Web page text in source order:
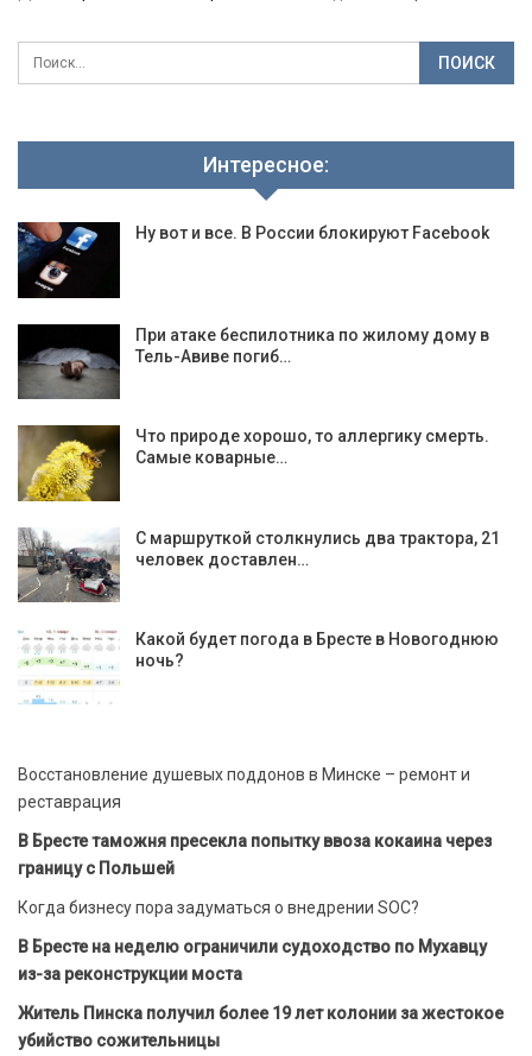
Интересное:
Ну вот и все. В России блокируют Facebook
При атаке беспилотника по жилому дому в
Тель-Авиве погиб…
Что природе хорошо, то аллергику смерть.
Самые коварные…
С маршруткой столкнулись два трактора, 21
человек доставлен…
Какой будет погода в Бресте в Новогоднюю
ночь?
Восстановление душевых поддонов в Минске – ремонт и
реставрация
В Бресте таможня пресекла попытку ввоза кокаина через
границу с Польшей
Когда бизнесу пора задуматься о внедрении SOC?
В Бресте на неделю ограничили судоходство по Мухавцу
из-за реконструкции моста
Житель Пинска получил более 19 лет колонии за жестокое
убийство сожительницы